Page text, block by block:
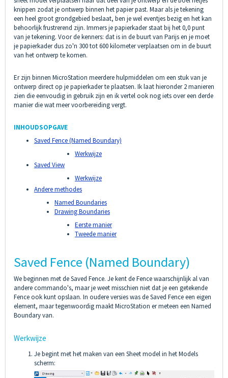
knippen zodat je ontwerp binnen het papier past. Maar als je tekening
een heel groot grondgebied beslaat, ben je wel eventjes bezig en het kan
behoorlijk frustrerend zijn. Immers je papierkader staat bij het 0,0 punt
van je tekening. Voor de kenners: dat is in de buurt van Parijs en je moet
je papierkader dus zo'n 300 tot 600 kilometer verplaatsen om in de buurt
van het ontwerp te komen.
Er zijn binnen MicroStation meerdere hulpmiddelen om een stuk van je
ontwerp direct op je papierkader te plaatsen. Ik laat hieronder 2 manieren
zien die eenvoudig in gebruik zijn en ik vertel ook nog iets over een derde
manier die wat meer voorbereiding vergt.
INHOUDSOPGAVE
Saved Fence (Named Boundary)
Werkwijze
Saved View
Werkwijze
Andere methodes
Named Boundaries
Drawing Boundaries
Eerste manier
Tweede manier
Saved Fence (Named Boundary)
We beginnen met de Saved Fence. Je kent de Fence waarschijnlijk al van
andere commando's, maar je weet misschien niet dat je een getekende
Fence ook kunt opslaan. In oudere versies was de Saved Fence een eigen
element, maar tegenwoordig maakt MicroStation er meteen een Named
Boundary van.
Werkwijze
Je begint met het maken van een Sheet model in het Models
scherm: